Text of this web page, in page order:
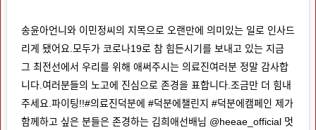
송윤아언니와 이민정씨의 지목으로 오랜만에 의미있는 일로 인사드
리게 됐어요.모두가 코로나19로 참 힘든시기를 보내고 있는 지금
그 최전선에서 우리를 위해 애써주시는 의료진여러분 정말 감사합
니다.여러분들의 노고에 진심으로 존경을 표합니다.조금만 더 힘내
주세요.파이팅!!#의료진덕분에 #덕분에챌린지 #덕분에캠페인 제가
함께하고 싶은 분들은 존경하는 김희애선배님 @heeae_official 멋